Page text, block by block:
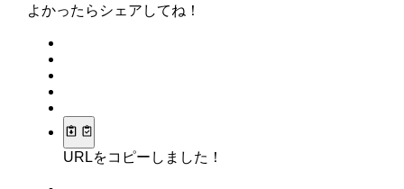
よかったらシェアしてね！
URLをコピーしました！